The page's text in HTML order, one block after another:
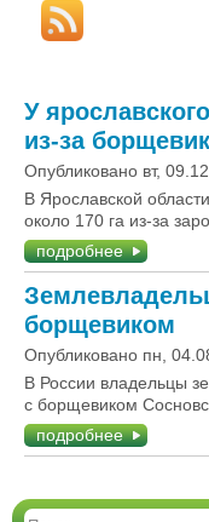
У
из-за
Опубликовано вт,
В Ярославской
около 170 га из-за
подробнее
борщевиком
Опубликовано пн,
В России владельцы
с борщевиком
подробнее